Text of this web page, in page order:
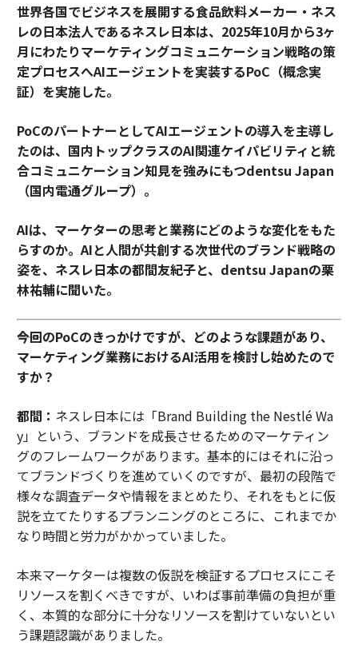
世界各国でビジネスを展開する食品飲料メーカー・ネス
レの日本法人であるネスレ日本は、2025年10月から3ヶ
月にわたりマーケティングコミュニケーション戦略の策
定プロセスへAIエージェントを実装するPoC（概念実
証）を実施した。
PoCのパートナーとしてAIエージェントの導入を主導し
たのは、国内トップクラスのAI関連ケイパビリティと統
合コミュニケーション知見を強みにもつdentsu Japan
（国内電通グループ）。
AIは、マーケターの思考と業務にどのような変化をもた
らすのか。AIと人間が共創する次世代のブランド戦略の
姿を、ネスレ日本の都間友紀子と、dentsu Japanの栗
林祐輔に聞いた。
――今回のPoCのきっかけですが、どのような課題があり、
マーケティング業務におけるAI活用を検討し始めたので
すか？
都間： ネスレ日本には「Brand Building the Nestlé Wa
y」という、ブランドを成長させるためのマーケティン
グのフレームワークがあります。基本的にはそれに沿っ
てブランドづくりを進めていくのですが、最初の段階で
様々な調査データや情報をまとめたり、それをもとに仮
説を立てたりするプランニングのところに、これまでか
なり時間と労力がかかっていました。
本来マーケターは複数の仮説を検証するプロセスにこそ
リソースを割くべきですが、いわば事前準備の負担が重
く、本質的な部分に十分なリソースを割けていないとい
う課題認識がありました。